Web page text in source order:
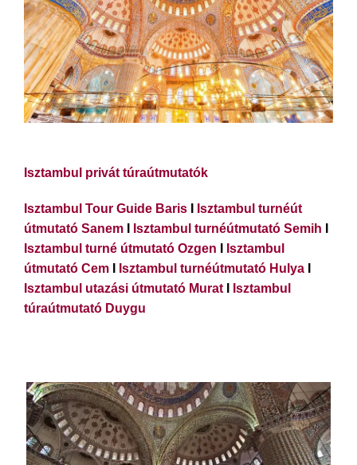
Isztambul privát túraútmutatók
Isztambul Tour Guide Baris
Isztambul turnéút
útmutató Sanem
Isztambul turnéútmutató Semih
Isztambul turné útmutató Ozgen
Isztambul
útmutató Cem
Isztambul turnéútmutató Hulya
Isztambul utazási útmutató Murat
Isztambul
túraútmutató Duygu